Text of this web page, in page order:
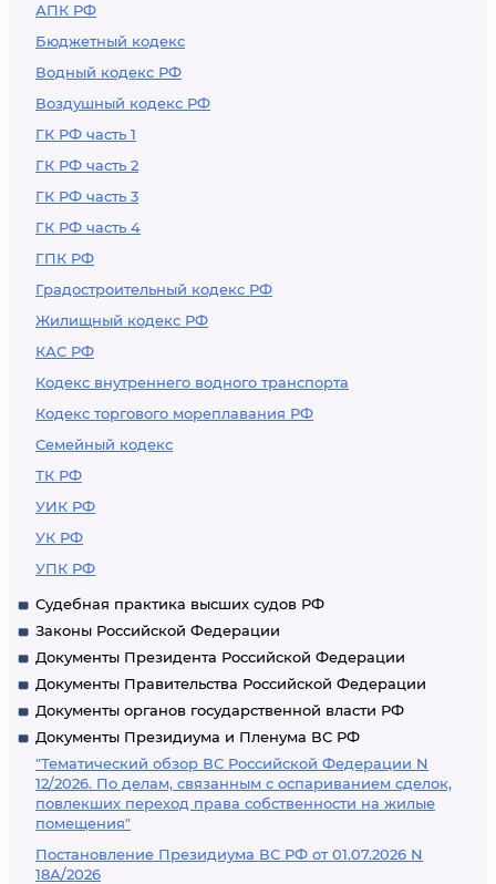
АПК РФ
Бюджетный кодекс
Водный кодекс РФ
Воздушный кодекс РФ
ГК РФ часть 1
ГК РФ часть 2
ГК РФ часть 3
ГК РФ часть 4
ГПК РФ
Градостроительный кодекс РФ
Жилищный кодекс РФ
КАС РФ
Кодекс внутреннего водного транспорта
Кодекс торгового мореплавания РФ
Семейный кодекс
ТК РФ
УИК РФ
УК РФ
УПК РФ
Судебная практика высших судов РФ
Законы Российской Федерации
Документы Президента Российской Федерации
Документы Правительства Российской Федерации
Документы органов государственной власти РФ
Документы Президиума и Пленума ВС РФ
"Тематический обзор ВС Российской Федерации N
12/2026. По делам, связанным с оспариванием сделок,
повлекших переход права собственности на жилые
помещения"
Постановление Президиума ВС РФ от 01.07.2026 N
18А/2026